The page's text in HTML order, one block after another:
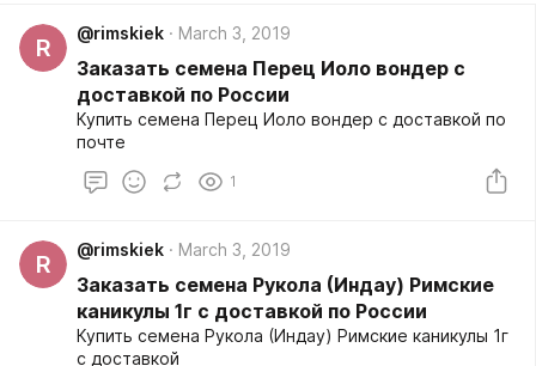
R
@rimskiek March 3, 2019
Заказать семена Перец Иоло вондер с
доставкой по России
Купить семена Перец Иоло вондер с доставкой по
почте
1
R
@rimskiek March 3, 2019
Заказать семена Рукола (Индау) Римские
каникулы 1г с доставкой по России
Купить семена Рукола (Индау) Римские каникулы 1г
с доставкой